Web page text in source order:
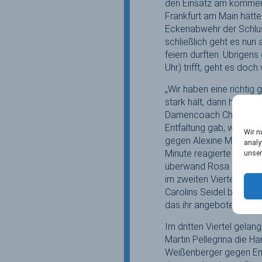
Wir
den Einsatz am
Frankfurt am Main
Eckenabwehr der
schließlich geht es nun
feiern durften.
Uhr) trifft, geht es doch
„Wir haben eine richtig
stark hält, dann hätten
Damencoach Christian
Entfaltung gab,
gegen Alexine
Minute reagierte dann
überwand Rosa Krüger
im zweiten Viertel
Carolins Seidel
das ihr angebotene
Im dritten Viertel
Martin Pellegrina die
Weißenberger gegen